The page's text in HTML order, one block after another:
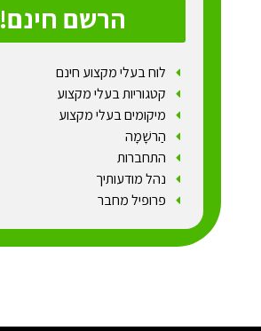
הרשם חינם!
לוח בעלי מקצוע חינם
קטגוריות בעלי מקצוע
מיקומים בעלי מקצוע
הַרשָׁמָה
התחברות
נהל מודעותיך
פרופיל מחבר